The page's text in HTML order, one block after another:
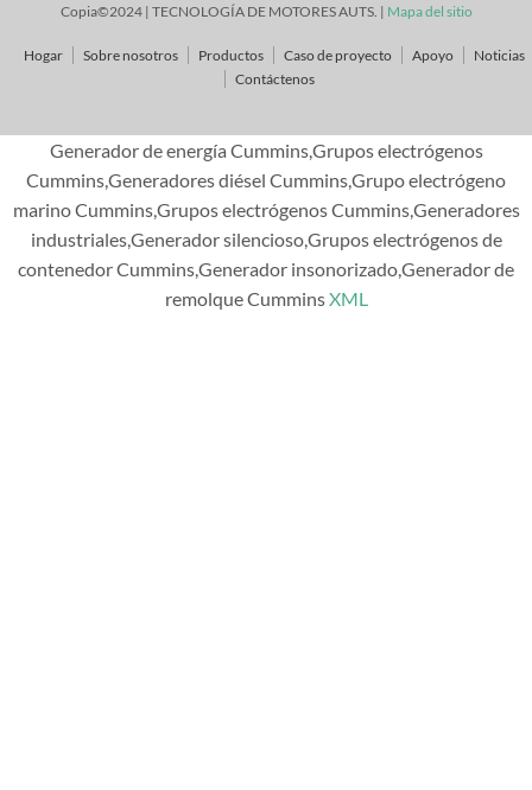
Copia©2024 | TECNOLOGÍA DE MOTORES AUTS. | Mapa del sitio
Hogar Sobre nosotros Productos Caso de proyecto Apoyo
Noticias
Contáctenos
Generador de energía Cummins,Grupos electrógenos
Cummins,Generadores diésel Cummins,Grupo electrógeno
marino Cummins,Grupos electrógenos Cummins,Generadores
industriales,Generador silencioso,Grupos electrógenos de
contenedor Cummins,Generador insonorizado,Generador de
remolque CumminsXML